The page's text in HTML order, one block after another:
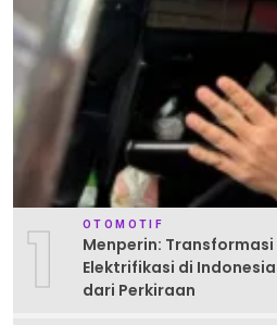
1 OTOMOTIF
Menperin:
Elektrifikasi di
dari Perkiraan